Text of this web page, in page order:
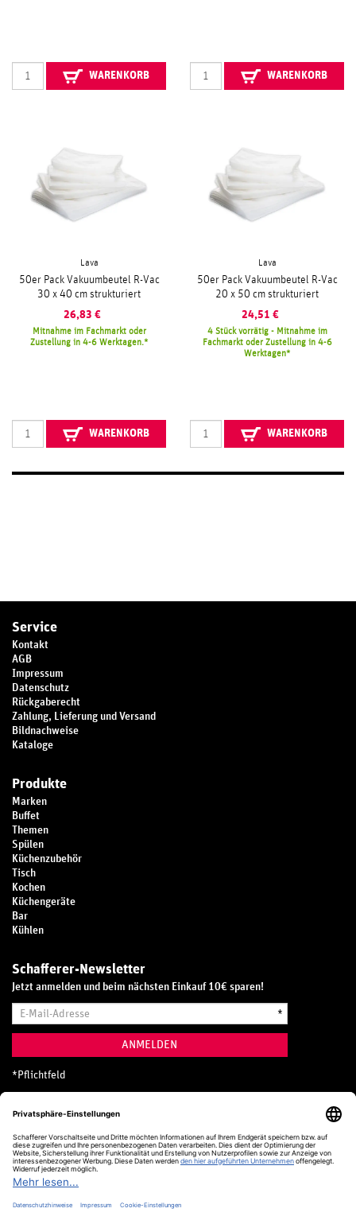
WARENKORB WARENKORB
Lava
50er Pack Vakuumbeutel R-Vac
30 x 40 cm strukturiert
26,83 €
Mitnahme im Fachmarkt oder
Zustellung in 4-6 Werktagen.
WARENKORB
Lava
50er Pack Vakuumbeutel R-Vac
20 x 50 cm strukturiert
24,51 €
4 Stück vorrätig - Mitnahme im
Fachmarkt oder Zustellung in 4-6
Werktagen
WARENKORB
Service
Kontakt
AGB
Impressum
Datenschutz
Rückgaberecht
Zahlung, Lieferung und Versand
Bildnachweise
Kataloge
Produkte
Marken
Buffet
Themen
Spülen
Küchenzubehör
Tisch
Kochen
Küchengeräte
Bar
Kühlen
Schafferer-Newsletter
Jetzt anmelden und beim nächsten Einkauf 10€ sparen!
Mail-
*
ANMELDEN
* Pflichtfeld
Hotline
0800 20 70 300 (D)
Kostenlos aus dem deutschen Festnetz
24 Stunden / 365 Tage im Jahr